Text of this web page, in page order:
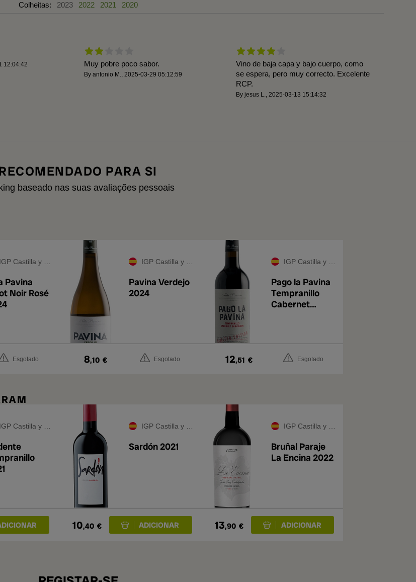
Colheitas: 2023 2022 2021 2020
12:04:42 Muy pobre poco sabor.
By antonio M., 2025-03-29 05:12:59
Vino de baja capa y bajo cuerpo, como
se espera, pero muy correcto. Excelente
RCP.
By jesus L., 2025-03-13 15:14:32
PARA SI
baseado nas suas avaliações pessoais
IGP Castilla y León
Pavina
Noir Rosé
Esgotado
IGP Castilla y León
Pavina Verdejo
2024
8,10 € Esgotado
IGP Castilla y León
Pago la Pavina
Tempranillo
Cabernet
12,51 € Esgotado
IGP Castilla y León IGP Castilla y León
Sardón 2021
10,40 €
IGP Castilla y León
Bruñal Paraje
La Encina 2022
13,90 €